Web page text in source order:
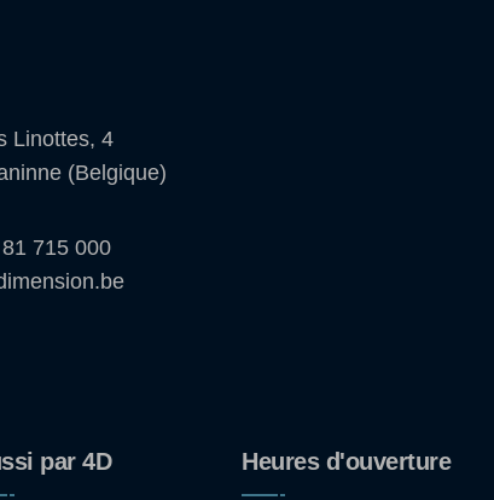
Linottes, 4
(Belgique)
715 000
par 4D Heures d'ouverture